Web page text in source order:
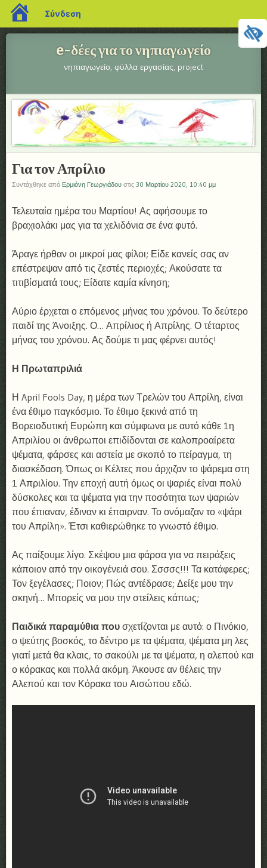
e-δέες για το νηπιαγωγείο
νηπιαγωγείο, φύλλα εργασίας, project
Μενού
ΜΕΤΆΒΑΣΗ ΣΕ ΠΕΡΙΕΧΌΜΕΝΟ
Για τον Απρίλιο
Συντάχθηκε από Ερμιόνη Γεωργιάδου στις 30 Μαρτίου 2020, 10:40 μμ
Τελευταία ημέρα του Μαρτίου! Ας αφήσουμε το
βραχιολάκι μας για τα χελιδόνια σε ένα φυτό.
Άραγε ήρθαν οι μικροί μας φίλοι; Είδε κανείς σας αν
επέστρεψαν από τις ζεστές περιοχές; Ακούσατε τα
τιτιβίσματά τους; Είδατε καμία κίνηση;
Αύριο έρχεται ο επόμενος μήνας του χρόνου. Το δεύτερο
παιδί της Άνοιξης. Ο… Απρίλιος ή Απρίλης. Ο τέταρτος
μήνας του χρόνου. Ας δούμε τι μας φέρνει αυτός!
Η Πρωταπριλιά
Η April Fools Day, η μέρα των Τρελών του Απρίλη, είναι
ένα έθιμο παγκόσμιο. Το έθιμο ξεκινά από τη
Βορειοδυτική Ευρώπη και σύμφωνα με αυτό κάθε 1η
Απριλίου οι άνθρωποι επιδίδονται σε καλοπροαίρετα
ψέματα, φάρσες και αστεία με σκοπό το πείραγμα, τη
διασκέδαση. Όπως οι Κέλτες που άρχιζαν το ψάρεμα στη
1 Απριλίου. Την εποχή αυτή όμως οι ψαριές είναι πολύ
δύσκολες και τα ψέματα για την ποσότητα των ψαριών
που έπιαναν, έδιναν κι έπαιρναν. Το ονόμαζαν το «ψάρι
του Απρίλη». Έτσι καθιερώθηκε το γνωστό έθιμο.
Ας παίξουμε λίγο. Σκέψου μια φάρσα για να πειράξεις
κάποιον από την οικογένειά σου. Σσσσς!!! Τα κατάφερες;
Τον ξεγέλασες; Ποιον; Πώς αντέδρασε; Δείξε μου την
σκηνή… Μπορείς να μου την στείλεις κάπως;
Παιδικά παραμύθια που σχετίζονται με αυτό: ο Πινόκιο,
ο ψεύτης βοσκός, το δέντρο με τα ψέματα, ψέματα μη λες
γιατί μετά θα κλαις, το σακούλι με τα ψέματα, η αλεπού και
ο κόρακας και πολλά ακόμη. Άκουσε αν θέλεις την
Αλεπού και τον Κόρακα του Αισώπου εδώ.
blogs.sch.gr
Σύνδεση